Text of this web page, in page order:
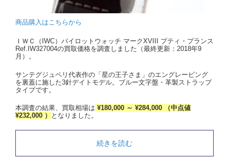
商品購入はこちらから
ＩＷＣ（IWC）パイロットウォッチ マークXVIII プティ・プランス
Ref.IW327004の買取価格を調査しました（最終更新：2018年9
月）。
サンテグジュペリ代表作の「星の王子さま」のエングレービング
を裏蓋に施した3針デイトモデル。ブルー文字盤・革製ストラップ
タイプです。
本調査の結果、買取相場は ¥180,000 ～ ¥284,000 （中点値
¥232,000 ）
となりました。
続きを読む